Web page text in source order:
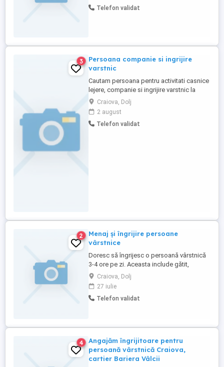
Telefon validat
3
Persoana companie si ingrijire
varstnic
Cautam persoana pentru activitati casnice
lejere, companie si ingrijire varstnic la
domiciliu. Program 4 ore zilnic 4-5 zile pe
saptamana, locatie: apartament central
Craiova. Asiguram conditii bune si
beneficii financiare. Relatii si detalii la
Craiova, Dolj
2 august
Telefon validat
2
Menaj și îngrijire persoane
vârstnice
Doresc să îngrijesc o persoană vârstnică
3-4 ore pe zi. Aceasta include gătit,
cumpărături, curățenie, administrare
medicamente, însoțire la medic și ce ar
mai fi nevoie. Rog seriozitate!
Craiova, Dolj
27 iulie
Telefon validat
4
Angajăm îngrijitoare pentru
persoană vârstnică Craiova,
cartier Bariera Vâlcii